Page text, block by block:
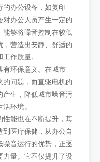
的办公设备，如复印
对办公人员产生一定的
能够将噪音控制在较低
，营造出安静、舒适的
作质量。
有环保意义。在城市
的问题，而直驱电机的
产生，降低城市噪音污
环境。
性能也在不断提升，其
到医疗保健，从办公自
噪音运行的优势，正逐
力量。它不仅提升了设